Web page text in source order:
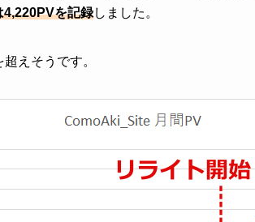
4,220PVを記録しました。
えそうです。